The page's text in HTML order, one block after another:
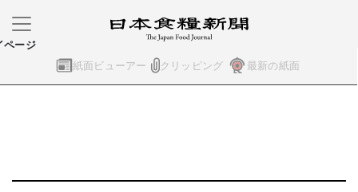
紙面ビューアー クリッピング 最新の紙面
ページ